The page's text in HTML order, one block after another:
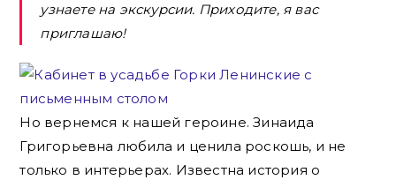
узнаете на экскурсии. Приходите, я вас
приглашаю!
Но вернемся к нашей героине. Зинаида
Григорьевна любила и ценила роскошь, и не
только в интерьерах. Известна история о